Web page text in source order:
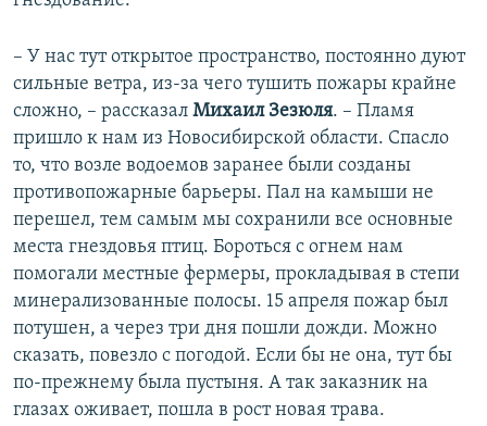
– У нас тут открытое пространство, постоянно дуют
сильные ветра, из-за чего тушить пожары крайне
сложно, – рассказал Михаил Зезюля. – Пламя
пришло к нам из Новосибирской области. Спасло
то, что возле водоемов заранее были созданы
противопожарные барьеры. Пал на камыши не
перешел, тем самым мы сохранили все основные
места гнездовья птиц. Бороться с огнем нам
помогали местные фермеры, прокладывая в степи
минерализованные полосы. 15 апреля пожар был
потушен, а через три дня пошли дожди. Можно
сказать, повезло с погодой. Если бы не она, тут бы
по-прежнему была пустыня. А так заказник на
глазах оживает, пошла в рост новая трава.